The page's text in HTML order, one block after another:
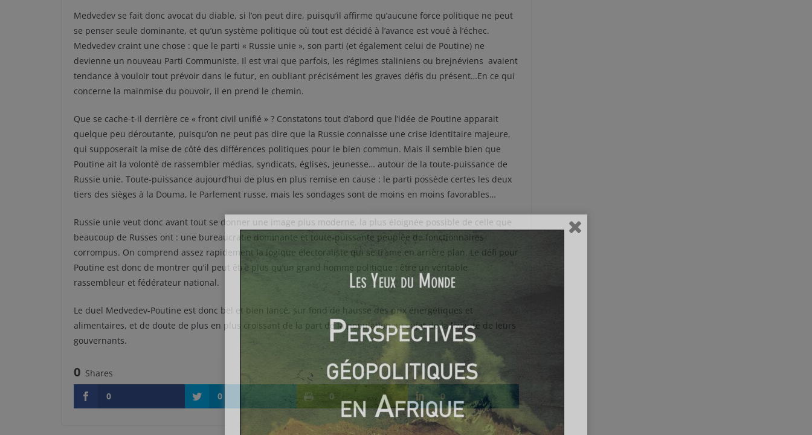
Medvedev se fait donc avocat du diable, si l’on peut dire, puisqu’il affirme qu’aucune force politique ne peut
se penser seule dominante, et qu’un système politique où tout est décidé à l’avance est voué à l’échec.
Medvedev craint une chose : que le parti « Russie unie », son parti (et également celui de Poutine) ne
devienne un nouveau Parti Communiste. Il est vrai que parfois, les régimes staliniens ou brejnéviens avaient
tendance à vouloir tout prévoir dans le futur, en oubliant précisément les graves défis du présent…En ce qui
concerne la mainmise du pouvoir, il en prend le chemin.
Que se cache-t-il derrière ce « front civil unifié » ? Constatons tout d’abord que l’idée de Poutine apparait
quelque peu déroutante, puisqu’on ne peut pas dire que la Russie connaisse une crise identitaire majeure,
qui supposerait la mise de côté des différences politiques pour le bien commun. Mais il semble bien que
Poutine ait la volonté de rassembler médias, syndicats, églises, jeunesse… autour de la toute-puissance de
Russie unie. Toute-puissance aujourd’hui de plus en plus remise en cause : le parti possède certes les deux
tiers des sièges à la Douma, le Parlement russe, mais les sondages sont de moins en moins favorables…
Russie unie veut donc avant tout se donner une image plus moderne, la plus éloignée possible de celle que
beaucoup de Russes ont : une bureaucratie dominante et toute-puissante peuplée de fonctionnaires
corrompus. On comprend assez rapidement la logique électoraliste qui se trame en arrière plan. Le défi pour
Poutine est donc de montrer qu’il peut être plus qu’un grand homme politique : être un véritable
rassembleur et fédérateur national.
Le duel Medvedev-Poutine est donc bel et bien lancé, sur fond de hausse des prix énergétiques et
alimentaires, et de doute de plus en plus croissant de la part de la population au sujet de la loyauté de leurs
gouvernants.
0 Shares
0
0 0 0